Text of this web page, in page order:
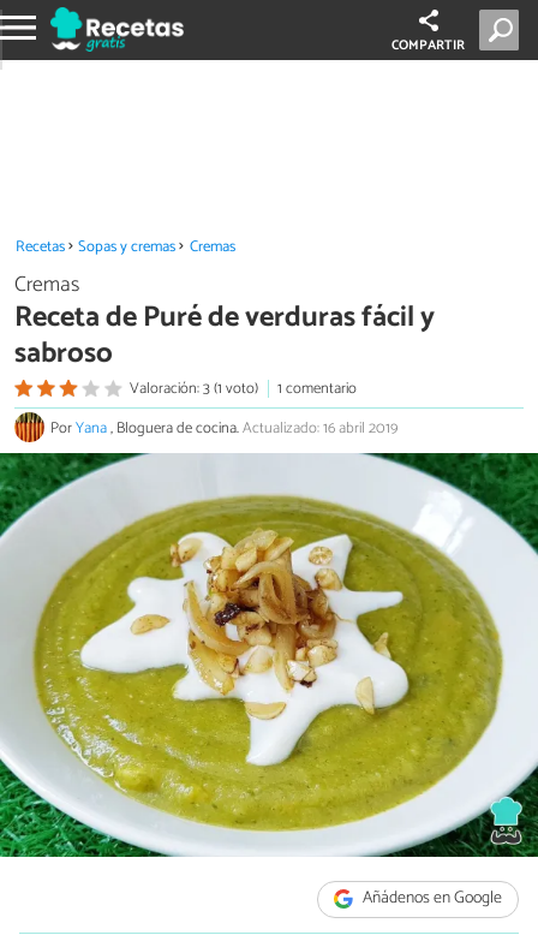
COMPARTIR
Recetas Sopas y cremas Cremas
Cremas
Receta de Puré de verduras fácil y
sabroso
Valoración: 3 (1 voto)
1 comentario
PorYana, Bloguera de cocina.Actualizado: 16 abril 2019
Añádenos en Google